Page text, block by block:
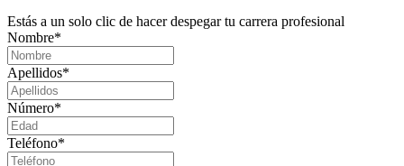
Estás a un solo clic de hacer despegar tu carrera profesional
Nombre*
Apellidos*
Número*
Teléfono*